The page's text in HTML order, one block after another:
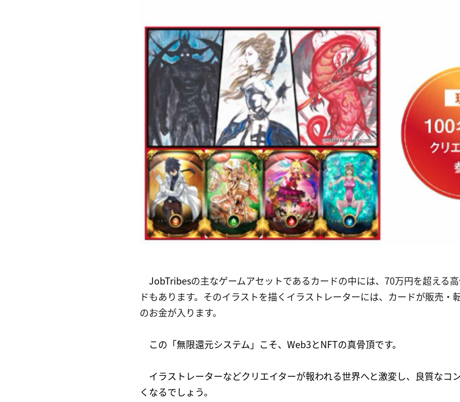
JobTribesの主なゲームアセットであるカードの中には、70万円を超える
ドもあります。そのイラストを描くイラストレーターには、カードが販売・
のお金が入ります。
この「無限還元システム」こそ、Web3とNFTの真骨頂です。
イラストレーターなどクリエイターが報われる世界へと激変し、良質なコ
くなるでしょう。